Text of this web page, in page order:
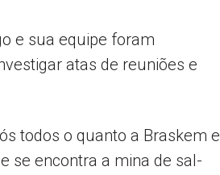
e sua equipe foram
atas de reuniões e
todos o quanto a Braskem e
se encontra a mina de sal-